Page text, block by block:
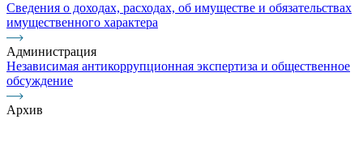
Сведения о доходах, расходах, об имуществе и обязательствах
имущественного характера
Администрация
Независимая антикоррупционная экспертиза и общественное
обсуждение
Архив